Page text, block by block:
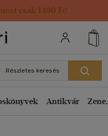
csak 1499 Ft!
Részletes keresés
Antikvár